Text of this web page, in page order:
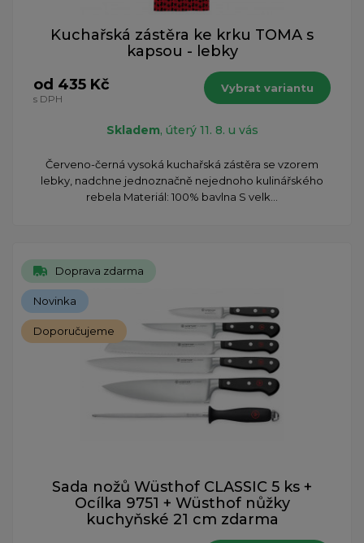
Kuchařská zástěra ke krku TOMA s
kapsou - lebky
od 435 Kč
s DPH
Vybrat variantu
Skladem, úterý 11. 8. u vás
​Červeno-černá vysoká kuchařská zástěra se vzorem
lebky, nadchne jednoznačně nejednoho kulinářského
rebela Materiál: 100% bavlna S velk...
Doprava zdarma
Novinka
Doporučujeme
Sada nožů Wüsthof CLASSIC 5 ks +
Ocílka 9751 + Wüsthof nůžky
kuchyňské 21 cm zdarma